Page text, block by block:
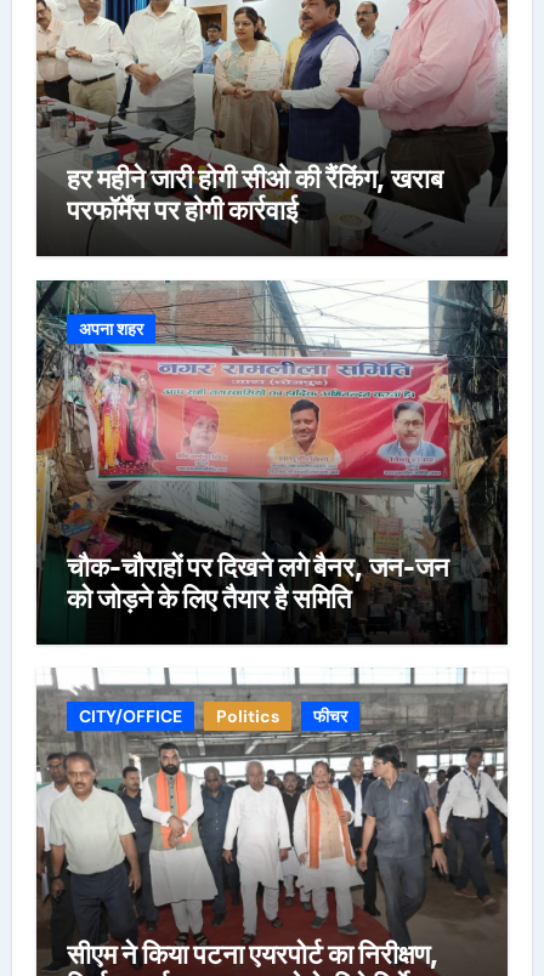
हर महीने जारी होगी सीओ की रैंकिंग, खराब
परफॉर्मेंस पर होगी कार्रवाई
अपना शहर
चौक-चौराहों पर दिखने लगे बैनर, जन-जन
को जोड़ने के लिए तैयार है समिति
CITY/OFFICE Politics फीचर
सीएम ने किया पटना एयरपोर्ट का निरीक्षण,